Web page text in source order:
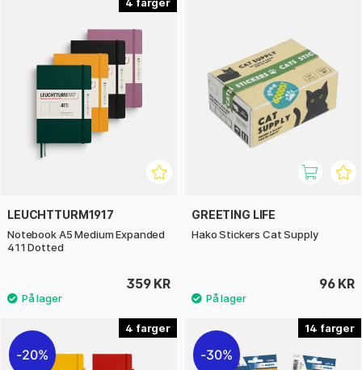
LEUCHTTURM1917
Notebook A5 Medium Expanded
411 Dotted
359 KR
GREETING LIFE
Hako Stickers Cat Supply
96 KR
4
20%
14
30%